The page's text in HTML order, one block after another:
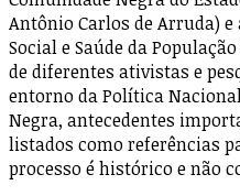
Antônio Carlos de Arruda)
Social e Saúde da
de diferentes ativistas e
entorno da Política
Negra, antecedentes
listados como referências
processo é histórico e não